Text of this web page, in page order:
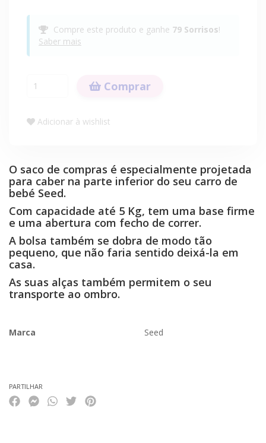
Compre este produto e ganhe 79 Sorrisos!
Saber mais
Comprar
Adicionar à wishlist
O saco de compras é especialmente projetada
para caber na parte inferior do seu carro de
bebé Seed.
Com capacidade até 5 Kg, tem uma base firme
e uma abertura com fecho de correr.
A bolsa também se dobra de modo tão
pequeno, que não faria sentido deixá-la em
casa.
As suas alças também permitem o seu
transporte ao ombro.
Marca
Seed
PARTILHAR